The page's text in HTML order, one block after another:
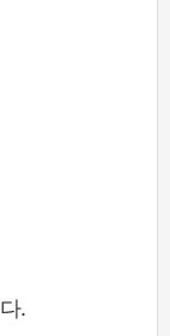
.